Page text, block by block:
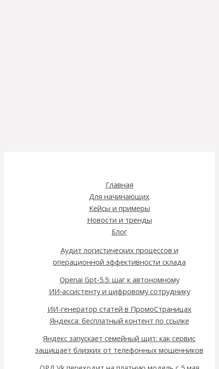
Главная
Для начинающих
Кейсы и примеры
Новости и тренды
Блог
Аудит логистических процессов и
операционной эффективности склада
Openai Gpt‑5.5: шаг к автономному
ИИ‑ассистенту и цифровому сотруднику
ИИ-генератор статей в ПромоСтраницах
Яндекса: бесплатный контент по ссылке
Яндекс запускает семейный щит: как сервис
защищает близких от телефонных мошенников